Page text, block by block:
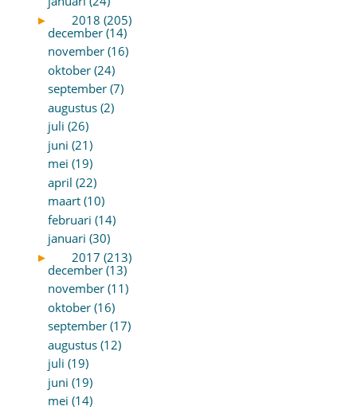
►
2018 (205)
december (14)
november (16)
oktober (24)
september (7)
augustus (2)
juli (26)
juni (21)
mei (19)
april (22)
maart (10)
februari (14)
januari (30)
►
2017 (213)
december (13)
november (11)
oktober (16)
september (17)
augustus (12)
juli (19)
juni (19)
mei (14)